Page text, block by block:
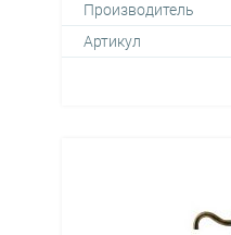
Производитель
Артикул